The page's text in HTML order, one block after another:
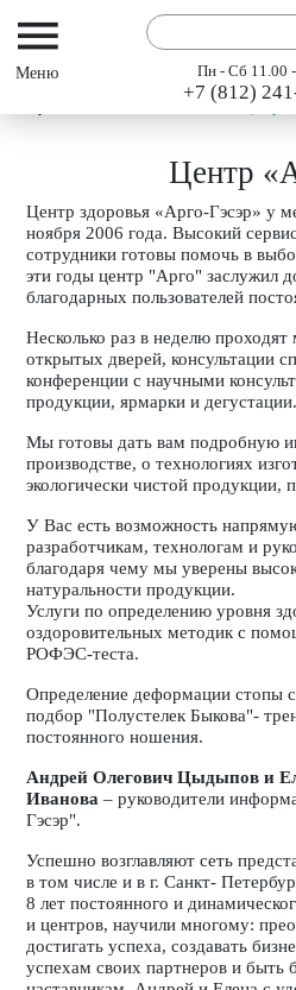
Пн - Сб 11.00
+7 (812)
Центр
Центр
Центр здоровья «Арго-Гэсэр» у
ноября 2006 года. Высокий
сотрудники готовы помочь в
эти годы центр "Арго" заслужил
благодарных пользователей
Несколько раз в неделю
открытых дверей, консультации
конференции с научными
продукции, ярмарки и дегустации.
Мы готовы дать вам подробную
производстве, о технологиях
экологически чистой продукции,
У Вас есть возможность
разработчикам, технологам и
благодаря чему мы уверены
натуральности продукции.
Услуги по определению уровня
оздоровительных методик с
РОФЭС-теста.
Определение деформации
подбор "Полустелек Быкова"-
постоянного ношения.
Андрей Олегович Цыдыпов и
Иванова – руководители
Гэсэр".
Успешно возглавляют сеть
в том числе и в г. Санкт-
8 лет постоянного и
и центров, научили многому:
достигать успеха, создавать
успехам своих партнеров и быть